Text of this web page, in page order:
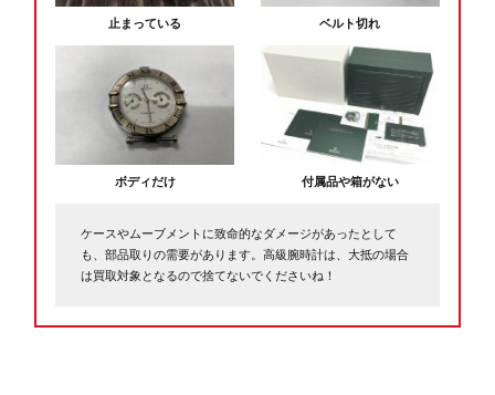
止まっている ベルト切れ
ボディだけ 付属品や箱がない
ケースやムーブメントに致命的なダメージがあったとして
も、部品取りの需要があります。高級腕時計は、大抵の場合
は買取対象となるので捨てないでくださいね！